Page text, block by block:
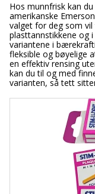
Hos munnfrisk kan
amerikanske
valget for deg som
plasttannstikkene og
variantene i
fleksible og bøyelige
en effektiv rensing
kan du til og med
varianten, så tett